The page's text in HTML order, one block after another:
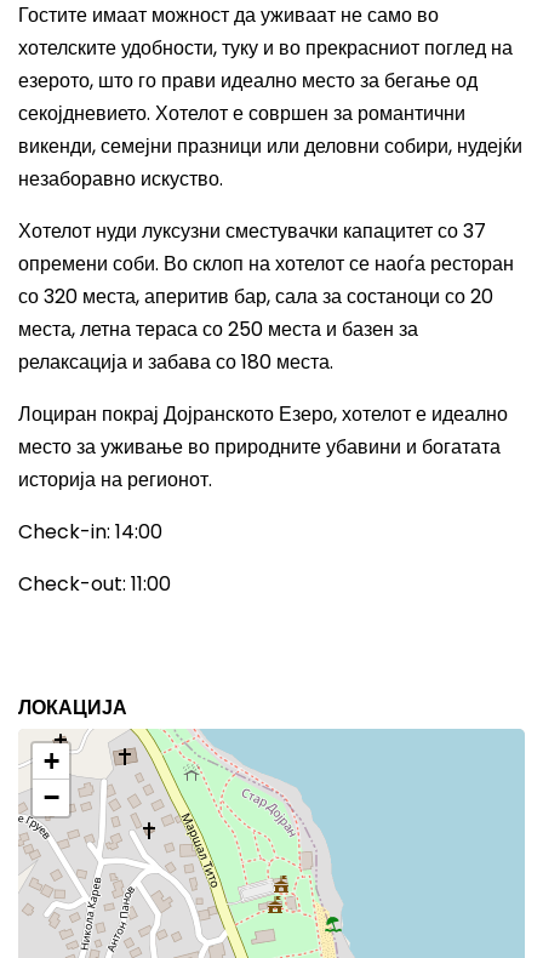
Гостите имаат можност да уживаат не само во
хотелските удобности, туку и во прекрасниот поглед на
езерото, што го прави идеално место за бегање од
секојдневието. Хотелот е совршен за романтични
викенди, семејни празници или деловни собири, нудејќи
незаборавно искуство.
Хотелот нуди луксузни сместувачки капацитет со 37
опремени соби. Во склоп на хотелот се наоѓа ресторан
со 320 места, аперитив бар, сала за состаноци со 20
места, летна тераса со 250 места и базен за
релаксација и забава со 180 места.
Лоциран покрај Дојранското Езеро, хотелот е идеално
место за уживање во природните убавини и богатата
историја на регионот.
Check-in: 14:00
Check-out: 11:00
ЛОКАЦИЈА
+
−